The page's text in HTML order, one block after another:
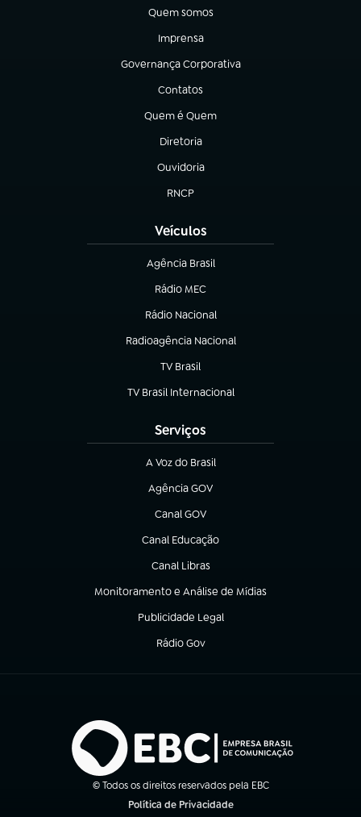
Quem somos
(abre em nova aba)
Imprensa
(abre em nova aba)
Governança Corporativa
(abre em nova aba)
Contatos
(abre em nova aba)
Quem é Quem
(abre em nova aba)
Diretoria
(abre em nova aba)
Ouvidoria
(abre em nova aba)
RNCP
(abre em nova aba)
Veículos
Agência Brasil
(abre em nova aba)
Rádio MEC
(abre em nova aba)
Rádio Nacional
Radioagência Nacional
(abre em nova aba)
TV Brasil
(abre em nova aba)
TV Brasil Internacional
(abre em nova aba)
Serviços
A Voz do Brasil
(abre em nova aba)
Agência GOV
(abre em nova aba)
Canal GOV
(abre em nova aba)
Canal Educação
(abre em nova aba)
Canal Libras
(abre em nova aba)
Monitoramento e Análise de Mídias
(abre em nova aba)
Publicidade Legal
(abre em nova aba)
Rádio Gov
(abre em nova aba)
© Todos os direitos reservados pela EBC
Política de Privacidade